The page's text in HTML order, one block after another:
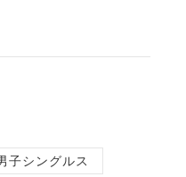
子シングルス